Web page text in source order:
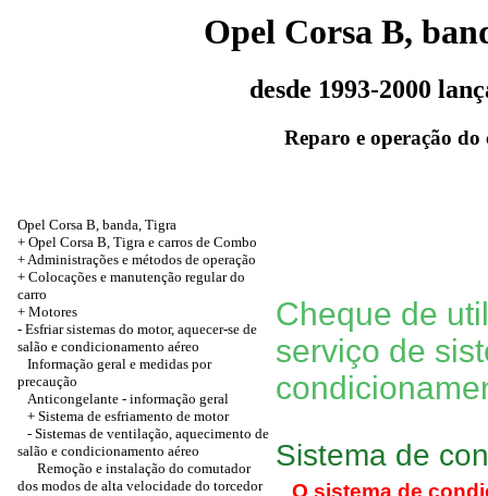
Opel Corsa B,
desde 1993-2000
Reparo e operação do
Opel Corsa B, banda, Tigra
+ Opel Corsa B, Tigra e carros de Combo
+ Administrações e métodos de operação
+ Colocações e manutenção regular do
carro
+ Motores
- Esfriar sistemas do motor, aquecer-se de
salão e condicionamento aéreo
Informação geral e medidas por
precaução
Anticongelante - informação geral
+ Sistema de esfriamento de motor
- Sistemas de ventilação, aquecimento de
salão e condicionamento aéreo
Remoção e instalação do comutador
dos modos de alta velocidade do torcedor
Cheque de
serviço de
Sistema de
O sistema de